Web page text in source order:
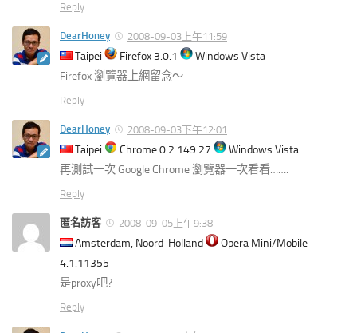
Reply
DearHoney 2008-09-03上午11:59
Taipei Firefox 3.0.1
Windows Vista
Firefox 瀏覽器上網留念～
Reply
DearHoney 2008-09-03下午12:01
Taipei Chrome 0.2.149.27
Windows Vista
再測試一次 Google Chrome 瀏覽器一次看看…….
Reply
匿名訪客 2008-09-05上午9:38
Amsterdam, Noord-Holland
Opera Mini/Mobile
4.1.11355
是proxy吧?
Reply